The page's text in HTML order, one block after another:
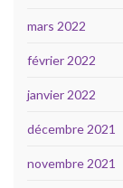
mars 2022
février 2022
janvier 2022
décembre 2021
novembre 2021